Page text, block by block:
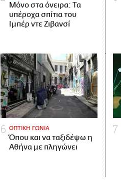
Μόνο στα όνειρα: Τα
υπέροχα σπίτια του
Ιμπέρ ντε Ζιβανσί
ΟΠΤΙΚΗ ΓΩΝΙΑ
Όπου και να ταξιδέψω η
Αθήνα με πληγώνει